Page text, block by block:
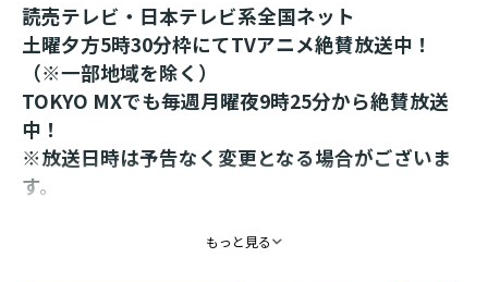
読売テレビ・日本テレビ系全国ネット
土曜夕方5時30分枠にてTVアニメ絶賛放送中！
（※一部地域を除く）
TOKYO MXでも毎週月曜夜9時25分から絶賛放送
中！
※放送日時は予告なく変更となる場合がございま
す。
椎名優先生描き下ろし！もっと見る